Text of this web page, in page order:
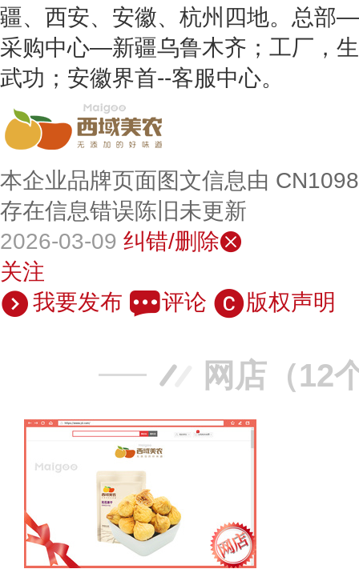
疆、西安、安徽、杭州四地。总部
采购中心—新疆乌鲁木齐；工厂，
武功；安徽界首--客服中心。
本企业品牌页面图文信息由
存在信息错误陈旧未更新
2026-03-09 纠错/删除
关注
我要发布
评论 版权声明
网店（12